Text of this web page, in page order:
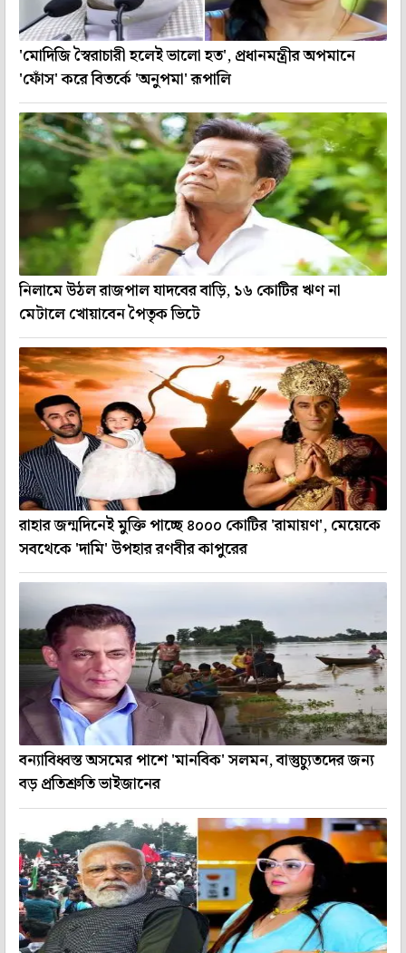
'মোদিজি স্বৈরাচারী হলেই ভালো হত', প্রধানমন্ত্রীর অপমানে
'ফোঁস' করে বিতর্কে 'অনুপমা' রূপালি
নিলামে উঠল রাজপাল যাদবের বাড়ি, ১৬ কোটির ঋণ না
মেটালে খোয়াবেন পৈতৃক ভিটে
রাহার জন্মদিনেই মুক্তি পাচ্ছে ৪০০০ কোটির 'রামায়ণ', মেয়েকে
সবথেকে 'দামি' উপহার রণবীর কাপুরের
বন্যাবিধ্বস্ত অসমের পাশে 'মানবিক' সলমন, বাস্তুচ্যুতদের জন্য
বড় প্রতিশ্রুতি ভাইজানের